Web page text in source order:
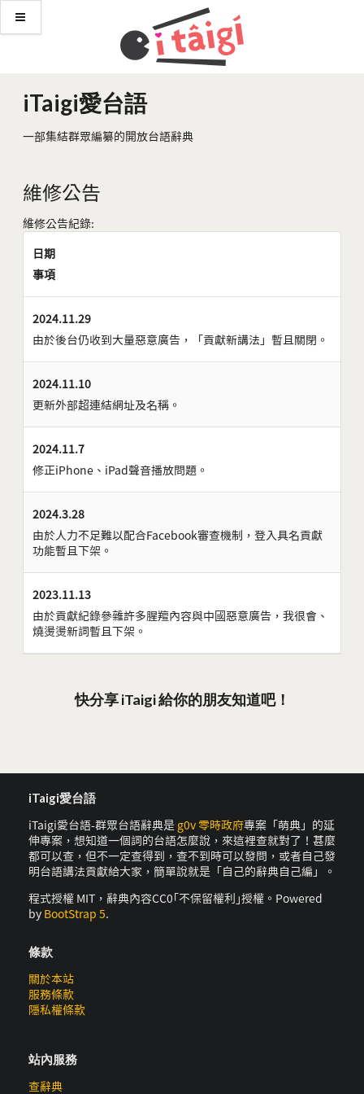
iTaigi愛台語
一部集結群眾編纂的開放台語辭典
維修公告
維修公告紀錄:
日期
事項
2024.11.29
由於後台仍收到大量惡意廣告，「貢獻新講法」暫且關閉。
2024.11.10
更新外部超連結網址及名稱。
2024.11.7
修正iPhone、iPad聲音播放問題。
2024.3.28
由於人力不足難以配合Facebook審查機制，登入具名貢獻
功能暫且下架。
2023.11.13
由於貢獻紀錄參雜許多腥羶內容與中國惡意廣告，我很會、
燒燙燙新詞暫且下架。
快分享 iTaigi 給你的朋友知道吧！
iTaigi愛台語
iTaigi愛台語-群眾台語辭典是 g0v 零時政府專案「萌典」的延
伸專案，想知道一個詞的台語怎麼說，來這裡查就對了！甚麼
都可以查，但不一定查得到，查不到時可以發問，或者自己發
明台語講法貢獻給大家，簡單說就是「自己的辭典自己編」。
程式授權 MIT，辭典內容CC0｢不保留權利｣授權。Powered
by BootStrap 5.
條款
關於本站
服務條款
隱私權條款
站內服務
查辭典